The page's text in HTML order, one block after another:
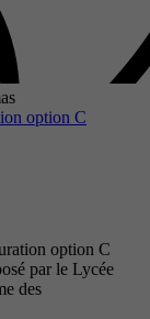
option C
option C
par le Lycée
des